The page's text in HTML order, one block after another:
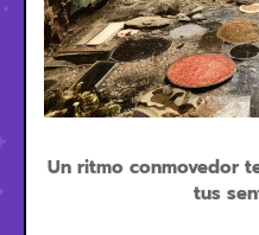
Un ritmo conmovedor
tus